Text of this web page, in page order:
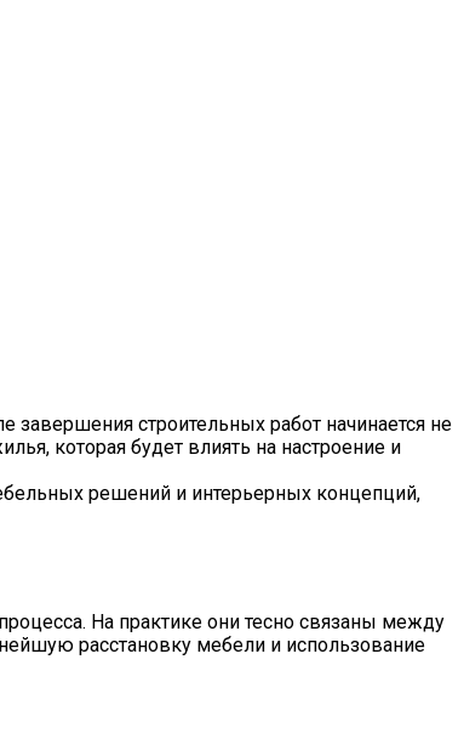
строительных работ начинается не
которая будет влиять на настроение и
решений и интерьерных концепций,
На практике они тесно связаны между
расстановку мебели и использование